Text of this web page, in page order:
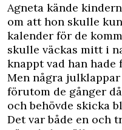
Agneta kände
om att hon skulle
kalender för de
skulle väckas mitt i
knappt vad han hade
Men några
förutom de gånger
och behövde skicka
Det var både en och